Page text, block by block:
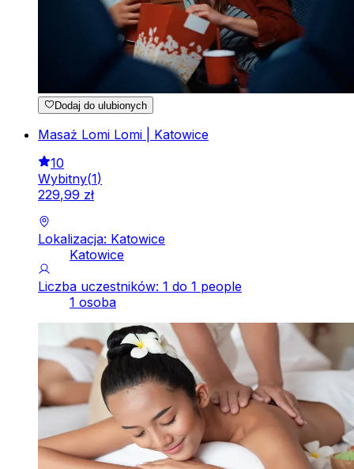
Dodaj do ulubionych
Masaż Lomi Lomi | Katowice
10
Wybitny(1)
229,99 zł
Lokalizacja: Katowice
Katowice
Liczba uczestników: 1 do 1 people
1 osoba